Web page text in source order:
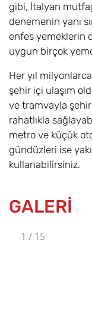
gibi, İtalyan
denemenin yanı
enfes yemeklerin
uygun birçok
Her yıl
şehir içi ulaşım
ve tramvayla şehir
rahatlıkla
metro ve küçük
gündüzleri ise
kullanabilirsiniz.
GALERİ
1 / 15